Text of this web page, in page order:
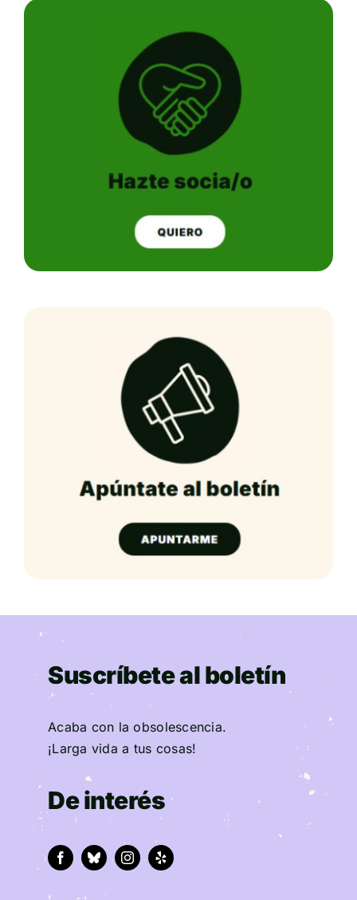
Suscríbete al boletín
Acaba con la obsolescencia.
¡Larga vida a tus cosas!
De interés